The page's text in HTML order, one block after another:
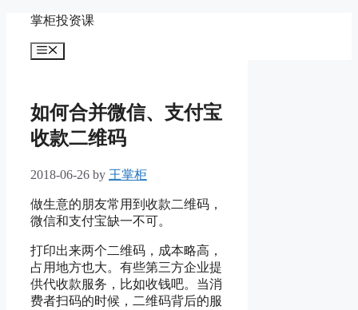
content
掌柜投资课
Menu
如何合并微信、支付宝
收款二维码
2018-06-26 by 王掌柜
做生意的朋友常用到收款二维码，
微信和支付宝缺一不可。
打印出来两个二维码，成本略高，
占用地方也大。有些第三方企业提
供代收款服务，比如收钱吧。当消
费者扫码的时候，二维码背后的服